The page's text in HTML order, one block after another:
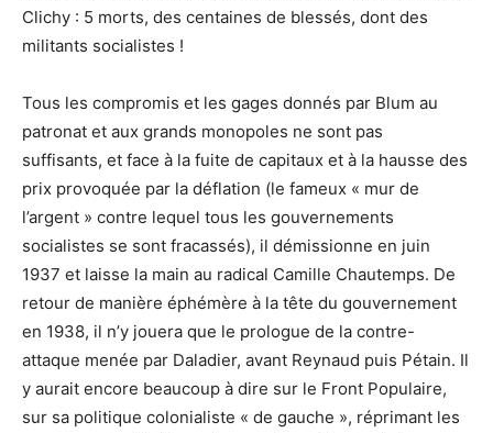
Clichy : 5 morts, des centaines de blessés, dont des
militants socialistes !
Tous les compromis et les gages donnés par Blum au
patronat et aux grands monopoles ne sont pas
suffisants, et face à la fuite de capitaux et à la hausse des
prix provoquée par la déflation (le fameux « mur de
l’argent » contre lequel tous les gouvernements
socialistes se sont fracassés), il démissionne en juin
1937 et laisse la main au radical Camille Chautemps. De
retour de manière éphémère à la tête du gouvernement
en 1938, il n’y jouera que le prologue de la contre-
attaque menée par Daladier, avant Reynaud puis Pétain. Il
y aurait encore beaucoup à dire sur le Front Populaire,
sur sa politique colonialiste « de gauche », réprimant les